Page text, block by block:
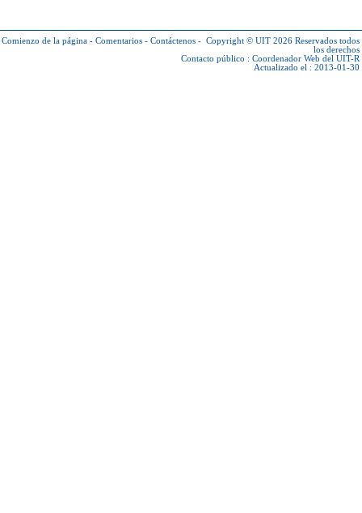
Comienzo de la página - Comentarios - Contáctenos - Copyright © UIT 2026 Reservados todos
los derechos
Contacto público : Coordenador Web del UIT-R
Actualizado el : 2013-01-30